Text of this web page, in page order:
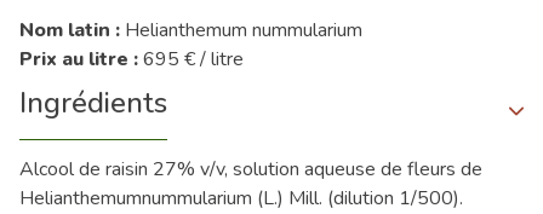
Nom latin : Helianthemum nummularium
Prix au litre :695 € / litre
Ingrédients
Alcool de raisin 27% v/v, solution aqueuse de fleurs de
Helianthemumnummularium (L.) Mill. (dilution 1/500).